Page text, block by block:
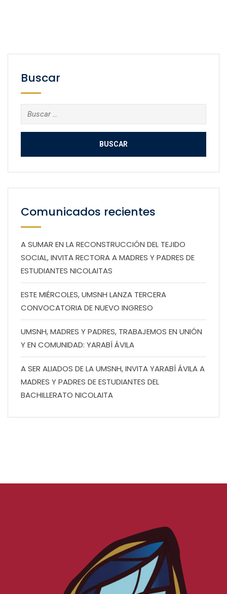
Buscar
Buscar:
Comunicados recientes
A SUMAR EN LA RECONSTRUCCIÓN DEL TEJIDO
SOCIAL, INVITA RECTORA A MADRES Y PADRES DE
ESTUDIANTES NICOLAITAS
ESTE MIÉRCOLES, UMSNH LANZA TERCERA
CONVOCATORIA DE NUEVO INGRESO
UMSNH, MADRES Y PADRES, TRABAJEMOS EN UNIÓN
Y EN COMUNIDAD: YARABÍ ÁVILA
A SER ALIADOS DE LA UMSNH, INVITA YARABÍ ÁVILA A
MADRES Y PADRES DE ESTUDIANTES DEL
BACHILLERATO NICOLAITA